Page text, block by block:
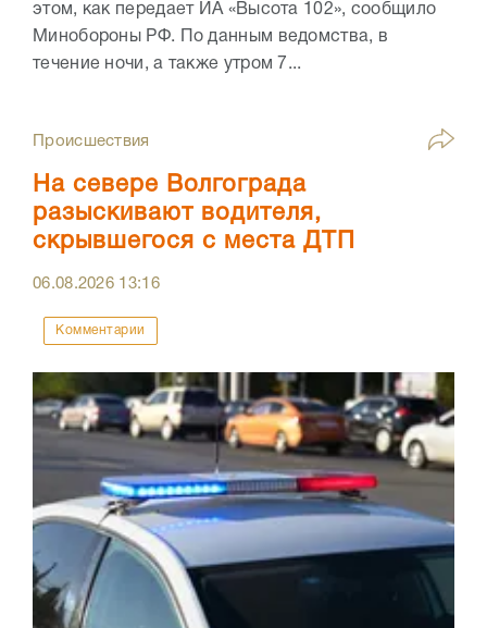
этом, как передает ИА «Высота 102», сообщило
Минобороны РФ. По данным ведомства, в
течение ночи, а также утром 7...
Происшествия
На севере Волгограда
разыскивают водителя,
скрывшегося с места ДТП
06.08.2026 13:16
Комментарии